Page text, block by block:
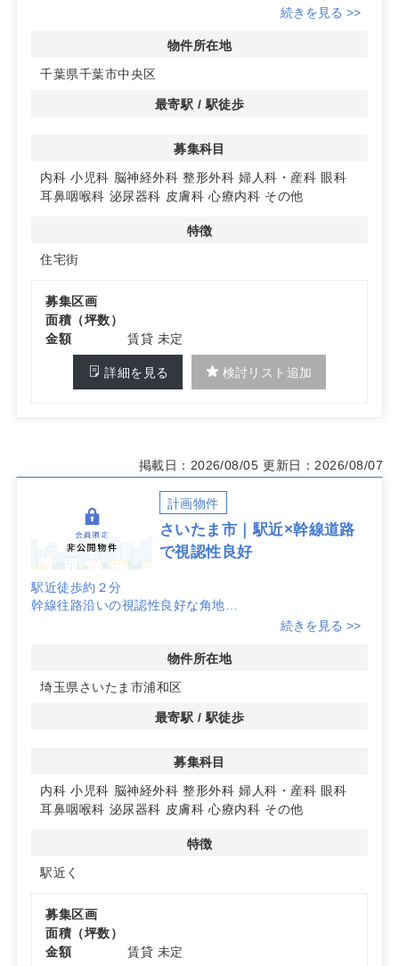
心療内科・脳神経外科・皮膚科・耳鼻咽喉科 半径500メ
続きを見る >>
物件所在地
千葉県千葉市中央区
最寄駅 / 駅徒歩
募集科目
内科 小児科 脳神経外科 整形外科 婦人科・産科 眼科
耳鼻咽喉科 泌尿器科 皮膚科 心療内科 その他
特徴
住宅街
募集区画
面積（坪数）
金額
賃貸 未定
詳細を見る 検討リスト追加
掲載日：2026/08/05 更新日：2026/08/07
計画物件
さいたま市｜駅近×幹線道路
で視認性良好
駅近徒歩約２分
幹線往路沿いの視認性良好な角地
脳神経外科 半径500メートル以内に競合なし続きを見る >>
物件所在地
埼玉県さいたま市浦和区
最寄駅 / 駅徒歩
募集科目
内科 小児科 脳神経外科 整形外科 婦人科・産科 眼科
耳鼻咽喉科 泌尿器科 皮膚科 心療内科 その他
特徴
駅近く
募集区画
面積（坪数）
金額
賃貸 未定